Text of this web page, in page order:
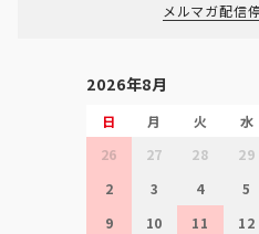
メルマガ配信
2026年8月
日 月 火 水
26
27 28 29
2
3 4 5
9
10 11 12